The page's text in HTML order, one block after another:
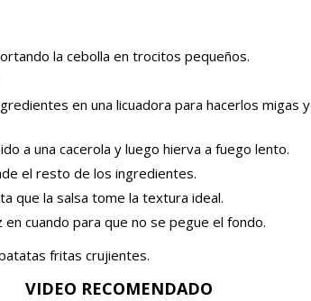
la cebolla en trocitos pequeños.
en una licuadora para hacerlos migas y
a una cacerola y luego hierva a fuego lento.
el resto de los ingredientes.
que la salsa tome la textura ideal.
en cuando para que no se pegue el fondo.
fritas crujientes.
VIDEO RECOMENDADO